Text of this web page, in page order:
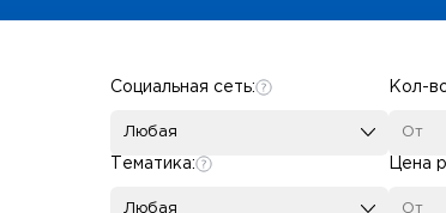
Тематика:
Любая
Социальная сеть:
Любая
Кол-
Цена